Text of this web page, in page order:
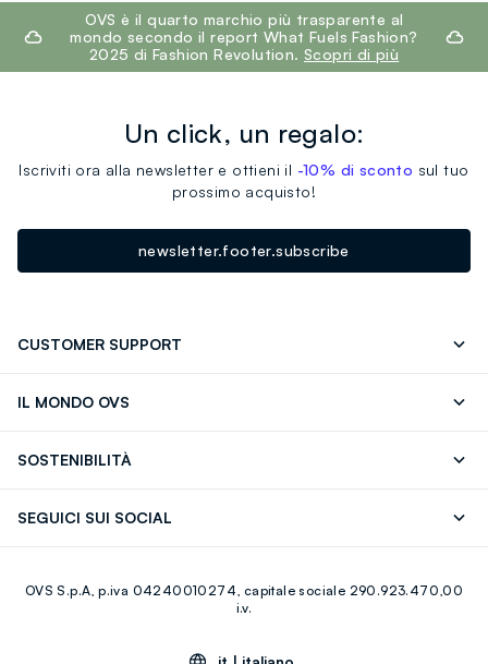
footer.ariatitleOVS è il quarto marchio più trasparente al
mondo secondo il report What Fuels Fashion?
2025 di Fashion Revolution. Scopri di più
Un click, un regalo:
Iscriviti ora alla newsletter e ottieni il -10% di sconto sul tuo
prossimo acquisto!
newsletter.footer.subscribe
CUSTOMER SUPPORT
IL MONDO OVS
Giftcard
SOSTENIBILITÀ
SEGUICI SUI SOCIAL
Youtube Linkedin
OVS S.p.A, p.iva 04240010274, capitale sociale 290.923.470,00
i.v.